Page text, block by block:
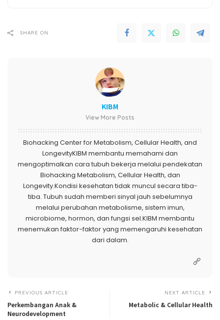
SHARE ON
KIBM
View More Posts
Biohacking Center for Metabolism, Cellular Health, and
LongevityKIBM membantu memahami dan
mengoptimalkan cara tubuh bekerja melalui pendekatan
Biohacking Metabolism, Cellular Health, dan
Longevity.Kondisi kesehatan tidak muncul secara tiba-
tiba. Tubuh sudah memberi sinyal jauh sebelumnya
melalui perubahan metabolisme, sistem imun,
microbiome, hormon, dan fungsi sel.KIBM membantu
menemukan faktor-faktor yang memengaruhi kesehatan
dari dalam.
PREVIOUS ARTICLE
Perkembangan Anak &
Neurodevelopment
NEXT ARTICLE
Metabolic & Cellular Health